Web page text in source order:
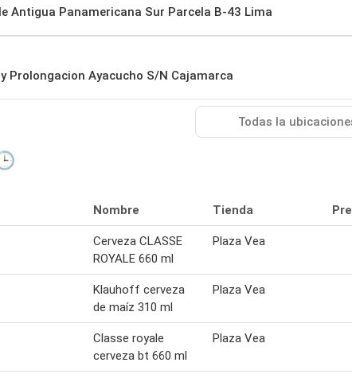
Antigua Panamericana Sur Parcela B-43 Lima
Prolongacion Ayacucho S/N Cajamarca
Todas la
Nombre Tienda
Cerveza CLASSE
ROYALE 660 ml
Plaza Vea
Klauhoff cerveza
de maíz 310 ml
Plaza Vea
Classe royale
cerveza bt 660 ml
Plaza Vea